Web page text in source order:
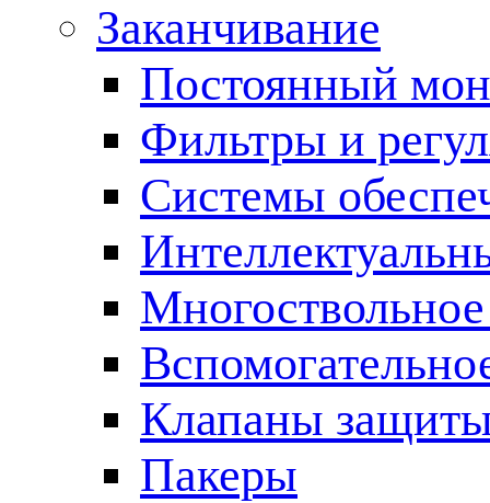
Заканчивание
Постоянный
Фильтры и
Cистемы
Клапаны
Пакеры